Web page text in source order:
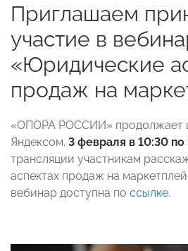
Приглашаем
участие в
«Юридические
продаж на
«ОПОРА РОССИИ» продолжает
Яндексом. 3 февраля в 10:30 по
трансляции участникам
аспектах продаж на
вебинар доступна по ссылке.